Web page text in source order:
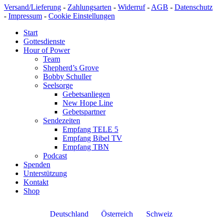
Versand/Lieferung - Zahlungsarten - Widerruf- AGB - Datenschutz
- Impressum - Cookie Einstellungen
Start
Gottesdienste
Hour of Power
Team
Shepherd’s Grove
Bobby Schuller
Seelsorge
Gebetsanliegen
New Hope Line
Gebetspartner
Sendezeiten
Empfang TELE 5
Empfang Bibel TV
Empfang TBN
Podcast
Spenden
Unterstützung
Kontakt
Shop
Deutschland Österreich Schweiz